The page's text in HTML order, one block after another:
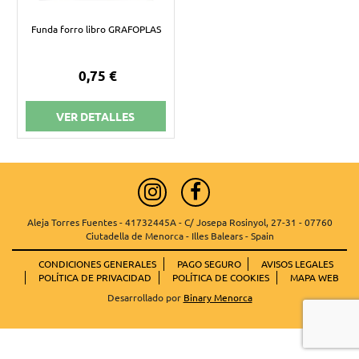
Funda forro libro GRAFOPLAS
0,75 €
VER DETALLES
Aleja Torres Fuentes - 41732445A - C/ Josepa Rosinyol, 27-31 - 07760
Ciutadella de Menorca - Illes Balears - Spain
CONDICIONES GENERALES PAGO SEGURO
AVISOS LEGALES
POLÍTICA DE PRIVACIDAD
POLÍTICA DE COOKIES
MAPA WEB
Desarrollado por Binary Menorca